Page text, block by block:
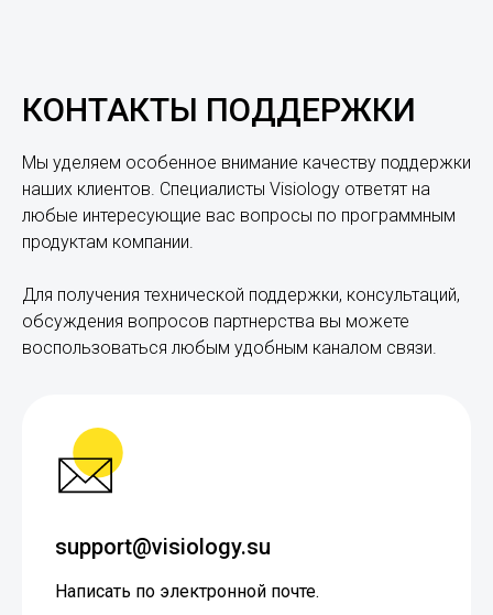
КОНТАКТЫ ПОДДЕРЖКИ
Мы уделяем особенное внимание качеству поддержки
наших клиентов. Специалисты Visiology ответят на
любые интересующие вас вопросы по программным
продуктам компании.
Для получения технической поддержки, консультаций,
обсуждения вопросов партнерства вы можете
воспользоваться любым удобным каналом связи.
support@visiology.su
Написать по электронной почте.